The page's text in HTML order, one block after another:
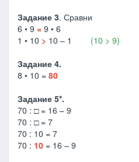
Задание 3. Сравни
6 • 9 = 9 • 6
1 • 10 > 10 – 1 (10 > 9)
Задание 4.
8 • 10 = 80
Задание 5*.
70 : □ = 16 – 9
70 : □ = 7
70 : 10 = 7
70 : 10 = 16 – 9